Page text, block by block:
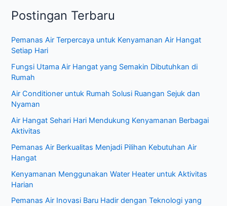
r
u
t
u
k
:
Postingan Terbaru
Pemanas Air Terpercaya untuk Kenyamanan Air Hangat
Setiap Hari
Fungsi Utama Air Hangat yang Semakin Dibutuhkan di
Rumah
Air Conditioner untuk Rumah Solusi Ruangan Sejuk dan
Nyaman
Air Hangat Sehari Hari Mendukung Kenyamanan Berbagai
Aktivitas
Pemanas Air Berkualitas Menjadi Pilihan Kebutuhan Air
Hangat
Kenyamanan Menggunakan Water Heater untuk Aktivitas
Harian
Pemanas Air Inovasi Baru Hadir dengan Teknologi yang